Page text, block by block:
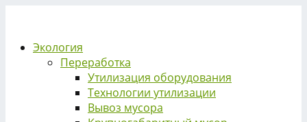
Экология
Переработка
Утилизация оборудования
Технологии утилизации
Вывоз мусора